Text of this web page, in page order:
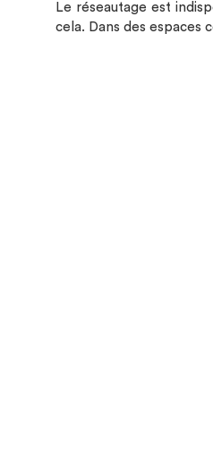
Le réseautage est
cela. Dans des espaces